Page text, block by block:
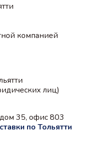
компанией
лиц)
35, офис 803
по Тольятти